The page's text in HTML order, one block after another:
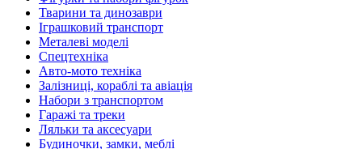
Тварини та динозаври
Іграшковий транспорт
Металеві моделі
Спецтехніка
Авто-мото техніка
Залізниці, кораблі та авіація
Набори з транспортом
Гаражі та треки
Ляльки та аксесуари
Будиночки, замки, меблі